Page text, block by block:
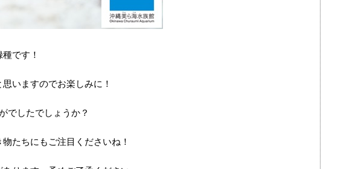
です！
いますのでお楽しみに！
でしたでしょうか？
たちにもご注目くださいね！